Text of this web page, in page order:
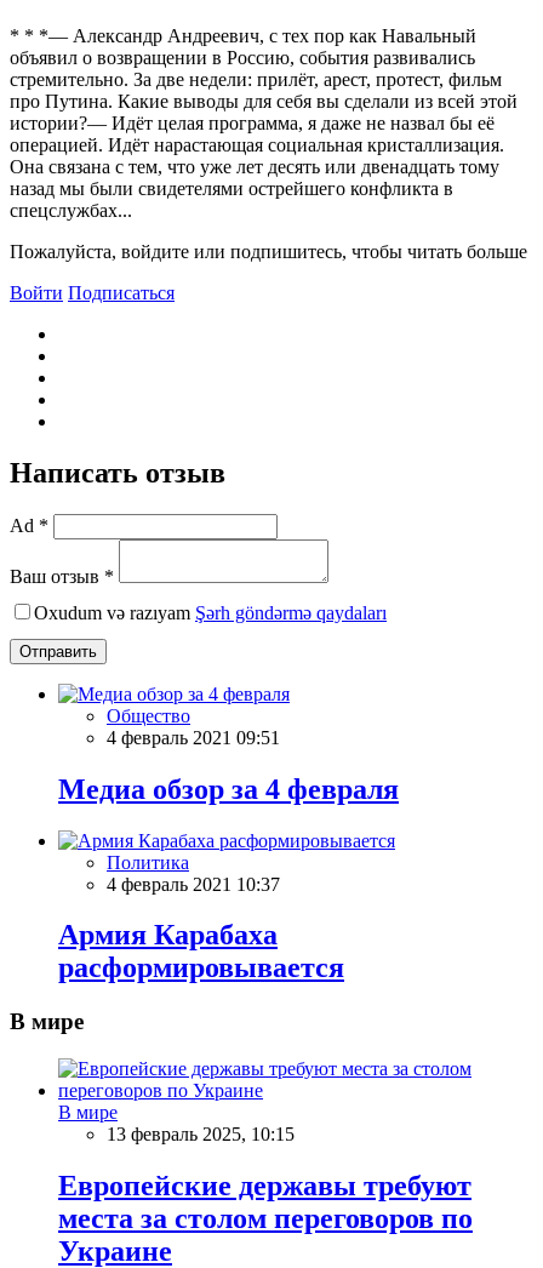
* * *— Александр Андреевич, с тех пор как Навальный
объявил о возвращении в Россию, события развивались
стремительно. За две недели: прилёт, арест, протест, фильм
про Путина. Какие выводы для себя вы сделали из всей этой
истории?— Идёт целая программа, я даже не назвал бы её
операцией. Идёт нарастающая социальная кристаллизация.
Она связана с тем, что уже лет десять или двенадцать тому
назад мы были свидетелями острейшего конфликта в
спецслужбах...
Пожалуйста, войдите или подпишитесь, чтобы читать больше
Войти Подписаться
Написать отзыв
Ad *
Ваш отзыв *
Oxudum və razıyam Şərh göndərmə qaydaları
Отправить
Общество
4 февраль 2021 09:51
Meдиа обзор за 4 февраля
Политика
4 февраль 2021 10:37
Армия Карабаха
расформировывается
В мире
В мире
13 февраль 2025, 10:15
Европейские державы требуют
места за столом переговоров по
Украине